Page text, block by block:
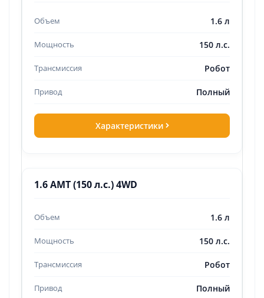
1.6 л
150 л.с.
Робот
Полный
Характеристики
1.6 AMT (150 л.с.) 4WD
1.6 л
150 л.с.
Робот
Полный